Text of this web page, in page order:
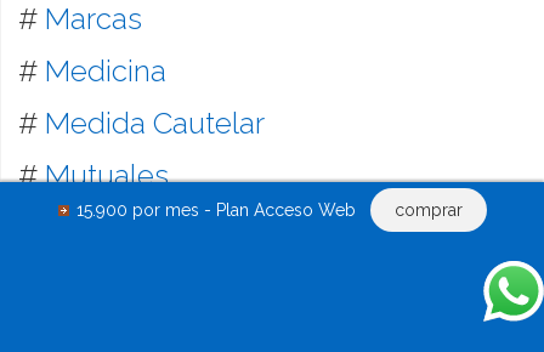
15.900 por mes - Plan Acceso Web comprar
# Marcas
# Medicina
# Medida Cautelar
#Mutuales
Mutuo